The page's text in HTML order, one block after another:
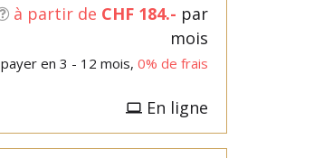
à partir de CHF 184.- par
mois
payer en 3 - 12 mois, 0% de frais
En ligne